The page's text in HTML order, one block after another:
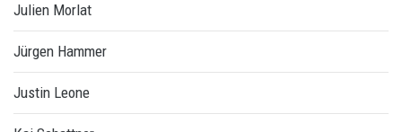
Julien Morlat
Jürgen Hammer
Justin Leone